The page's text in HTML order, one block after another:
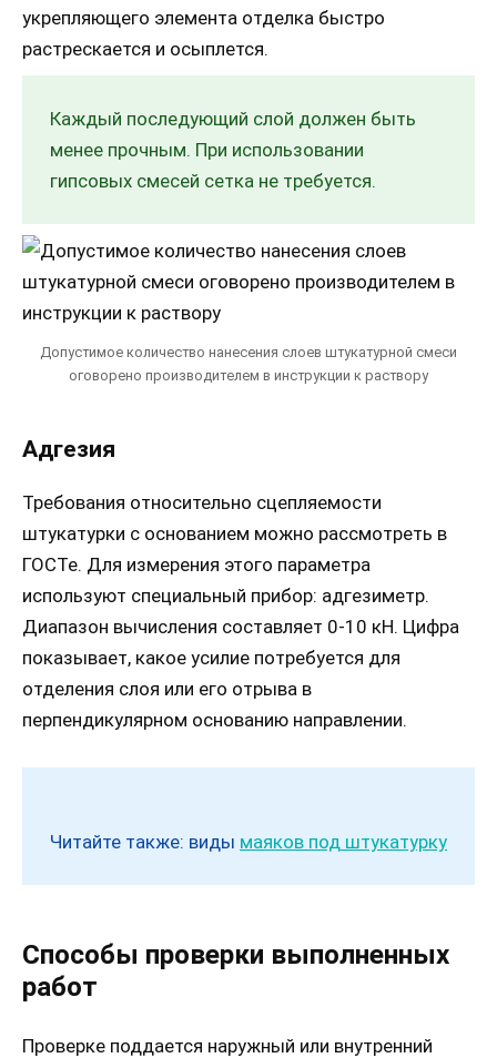
укрепляющего элемента отделка быстро
растрескается и осыплется.
Каждый последующий слой должен быть
менее прочным. При использовании
гипсовых смесей сетка не требуется.
Допустимое количество нанесения слоев штукатурной смеси
оговорено производителем в инструкции к раствору
Адгезия
Требования относительно сцепляемости
штукатурки с основанием можно рассмотреть в
ГОСТе. Для измерения этого параметра
используют специальный прибор: адгезиметр.
Диапазон вычисления составляет 0-10 кН. Цифра
показывает, какое усилие потребуется для
отделения слоя или его отрыва в
перпендикулярном основанию направлении.
Читайте также: виды маяков под штукатурку
Способы проверки выполненных
работ
Проверке поддается наружный или внутренний